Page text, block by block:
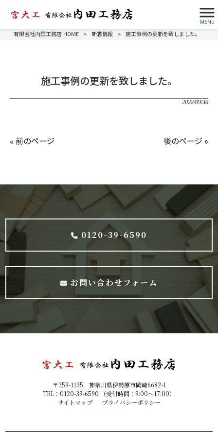
MENU
有限会社内田工務店 HOME > 新着情報 > 施工事例の更新を致しました。
施工事例の更新を致しました。
2022/09/30
« 前のページ 後のページ »
0120-39-6590
お問い合わせフォーム
〒259-1135 神奈川県伊勢原市岡崎6682-1
TEL：0120-39-6590 （受付時間：9:00～17:00）
サイトマップ
プライバシーポリシー